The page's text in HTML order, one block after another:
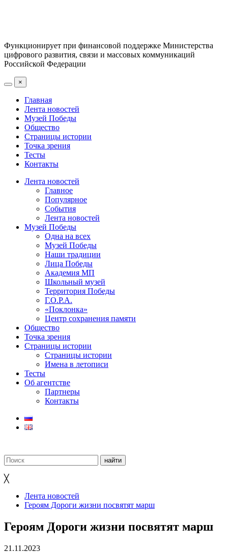
Функционирует при финансовой поддержке Министерства
цифрового развития, связи и массовых коммуникаций
Российской Федерации
×
Главная
Лента новостей
Музей Победы
Общество
Страницы истории
Точка зрения
Тесты
Контакты
Лента новостей
Главное
Популярное
События
Лента новостей
Музей Победы
Одна на всех
Музей Победы
Наши традиции
Лица Победы
Академия МП
Школьный музей
Территория Победы
Г.О.Р.А.
«Поклонка»
Центр сохранения памяти
Общество
Точка зрения
Страницы истории
Страницы истории
Имена в летописи
Тесты
Об агентстве
Партнеры
Контакты
╳
Лента новостей
Героям Дороги жизни посвятят марш
Героям Дороги жизни посвятят марш
21.11.2023